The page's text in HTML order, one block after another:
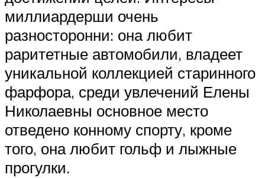
миллиардерши очень
разносторонни: она любит
раритетные автомобили, владеет
уникальной коллекцией старинного
фарфора, среди увлечений Елены
Николаевны основное место
отведено конному спорту, кроме
того, она любит гольф и лыжные
прогулки.